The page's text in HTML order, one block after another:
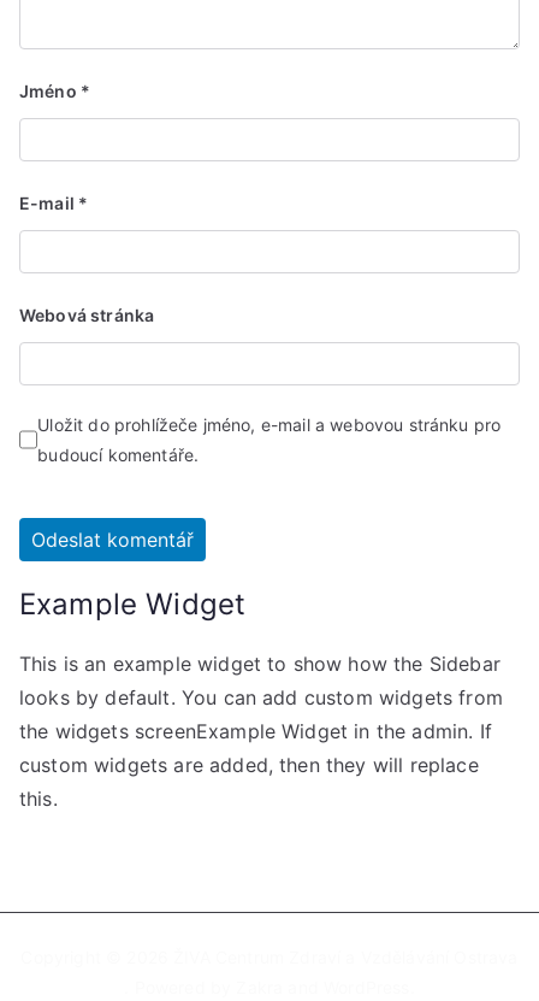
Jméno *
E-mail *
Webová stránka
Uložit do prohlížeče jméno, e-mail a webovou stránku pro
budoucí komentáře.
Example Widget
This is an example widget to show how the Sidebar
looks by default. You can add custom widgets from
the widgets screenExample Widget in the admin. If
custom widgets are added, then they will replace
this.